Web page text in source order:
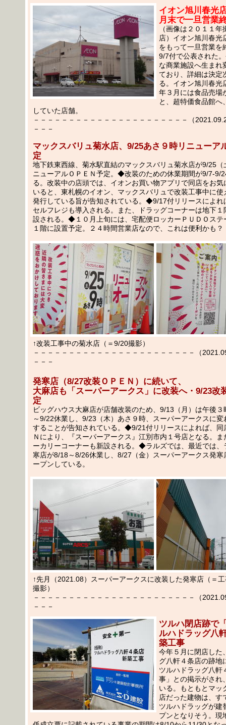
イオン旭川春光
月末で一旦営業
（画像は２０１１
店）イオン旭川春光
をもって一旦営業を
9/7付で公表された
な商業施設へ生まれ
ており、詳細は決定
る。イオン旭川春光
年３月には食品売場
と、超特価食品館へ
していた店舗。
－－－－－－－－－－－－－－－－－－－－－－（
－－－
マックスバリュ菊水店、9/25あさ９時リニューア
定
地下鉄東西線、菊水駅直結のマックスバリュ菊水店が9/25（
ニューアルＯＰＥＮ予定。◆改装のための休業期間が9/7-9/
る。改装中の店頭では、イオンお買い物アプリで同店をお気
いると、東札幌のイオン、マックスバリュで改装工事中に使
発行している旨が告知されている。◆9/17付リリースによれ
セルフレジも導入される。また、ドラッグコーナーは地下１
設される。◆１０月上旬には、宅配便ロッカーＰＵＤＯステ
１階に設置予定。２４時間営業店なので、これは便利かも？
↑改装工事中の菊水店（＝9/20撮影）
－－－－－－－－－－－－－－－－－－－－－－－（
－－－
発寒店（8/27改装ＯＰＥＮ）に続いて、
大麻店も「スーパーアークス」に改装へ・9/23改
定
ビッグハウス大麻店が店舗改装のため、9/13（月）は午後
～9/22休業し、9/23（木）あさ９時、スーパーアークスに変
することが告知されている。◆9/21付リリースによれば、同
Ｎにより、『スーパーアークス』江別市内１号店となる。
ーカリーコーナーも新設される。◆ラルズでは、最近では、
寒店が8/18～8/26休業し、8/27（金）スーパーアークス発寒
ープンしている。
↑先月（2021.08）スーパーアークスに改装した発寒店（＝
撮影）
－－－－－－－－－－－－－－－－－－－－－－－（
－－－
ツルハ閉店跡で
ルハドラッグ八
築工事
今年５月に閉店した
グ八軒４条店の跡地
ツルハドラッグ八
事」との掲示がされ
いる。もともとマッ
店だった建物は、す
ツルハドラッグが建
プンとなりそう。現